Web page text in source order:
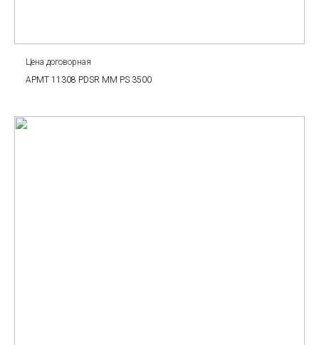
Цена договорная
APMT 11308 PDSR MM PS 3500